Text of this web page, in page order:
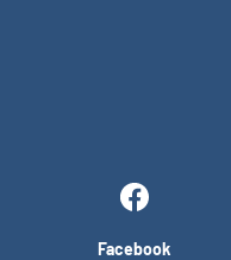
Facebook